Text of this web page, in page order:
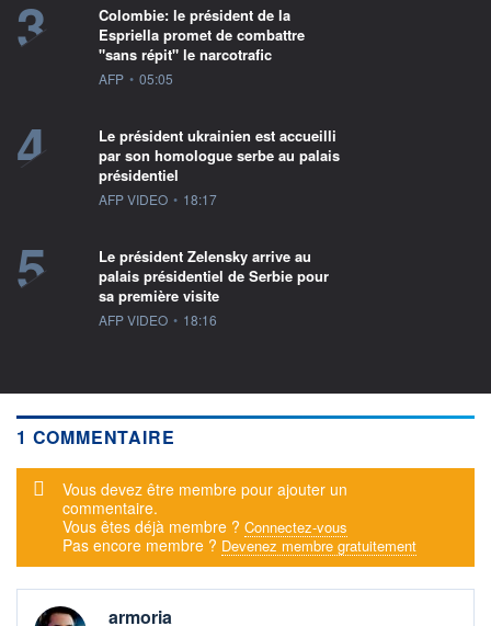
3
Colombie: le président de la
Espriella promet de combattre
"sans répit" le narcotrafic
information fournie par
AFP • 05:05
4
Le président ukrainien est accueilli
par son homologue serbe au palais
présidentiel
information fournie par
AFP VIDEO • 18:17
5
Le président Zelensky arrive au
palais présidentiel de Serbie pour
sa première visite
information fournie par
AFP VIDEO • 18:16
1 COMMENTAIRE
Message d'alerte
Vous devez être membre pour ajouter un
commentaire.
Vous êtes déjà membre ? Connectez-vous
Pas encore membre ? Devenez membre gratuitement
armoria